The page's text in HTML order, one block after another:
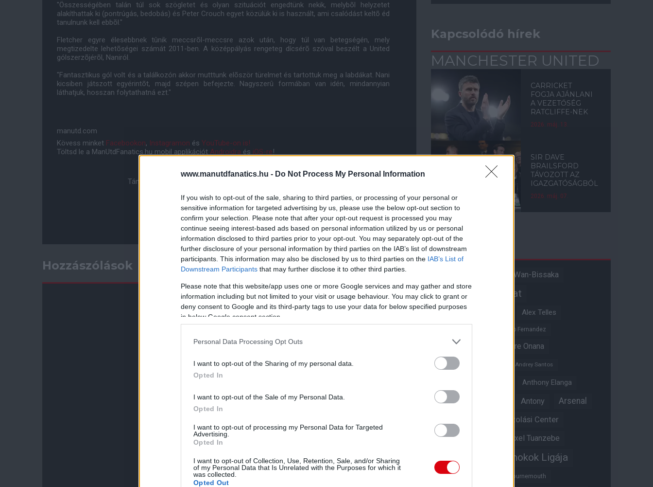
www.manutdfanatics.hu - Do Not Process My Personal Information
If you wish to opt-out of the sale, sharing to third parties, or processing of your personal or
sensitive information for targeted advertising by us, please use the below opt-out section to
confirm your selection. Please note that after your opt-out request is processed you may
continue seeing interest-based ads based on personal information utilized by us or personal
information disclosed to third parties prior to your opt-out. You may separately opt-out of the
further disclosure of your personal information by third parties on the IAB’s list of downstream
participants. This information may also be disclosed by us to third parties on the IAB’s List of
Downstream Participants that may further disclose it to other third parties.
Please note that this website/app uses one or more Google services and may gather and store
information including but not limited to your visit or usage behaviour. You may click to grant or
deny consent to Google and its third-party tags to use your data for below specified purposes
in below Google consent section.
Personal Data Processing Opt Outs
I want to opt-out of the Sharing of my personal data.
Opted In
I want to opt-out of the Sale of my Personal Data.
Opted In
I want to opt-out of processing my Personal Data for Targeted
Advertising.
Opted In
I want to opt-out of Collection, Use, Retention, Sale, and/or Sharing
of my Personal Data that Is Unrelated with the Purposes for which it
was collected.
Opted Out
"Összességében talán túl sok szögletet és olyan szituációt engedtünk nekik, melybõl helyzetet
alakíthattak ki (pontrúgás, bedobás) és Peter Crouch egyet közülük ki is használt, ami csalódást keltõ éd
tanulnunk kell ebbõl."
Fletcher egyre élesebbnek tûnik meccsrõl-meccsre azok után, hogy túl van betegségén, mely
megtizedelte lehetõségei számát 2011-ben. A középpályás rengeteg dícsérõ szóval beszélt a United
gólszerzõjérõl, Naniról.
"Fantasztikus gól volt és a találkozón akkor mutttunk elõször türelmet és tartottuk meg a labdákat. Nani
kicsiben játszott egyérintõt, majd szépen befejezte. Nagyszerû formában van idén, mindannyian
láthatjuk, hosszan folytathatná ezt."
manutd.com
Kövess minket Facebookon, Instagramon és YouTube-on is!
Töltsd le a ManUtdFanatics.hu mobil applikációt Androidra és iOS-re!
Támogasd adományoddal a ManUtdFanatics.hu működését!
Hozzászólások
Kapcsolódó hírek
MANCHESTER UNITED
CARRICKET
FOGJA AJÁNLANI
A VEZETŐSÉG
RATCLIFFE-NEK
2026. máj. 13.
SIR DAVE
BRAILSFORD
TÁVOZOTT AZ
IGAZGATÓSÁGBÓL
2026. máj. 07.
Címkék
Aaron Wan-Bissaka
Akadémiai csapat
Alejandro Garnacho Alex Telles
Alvaro Fernandez
Amad Diallo
Andre Onana
Andreas Pereira
Andrey Santos
Anthony Elanga
Anthony Martial Antony Arsenal
Átigazolási Center
Átigazolások Axel Tuanzebe
Bajnokok Ligája
Benjamin Sesko Bournemouth